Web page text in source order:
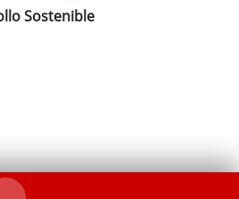
Sostenible